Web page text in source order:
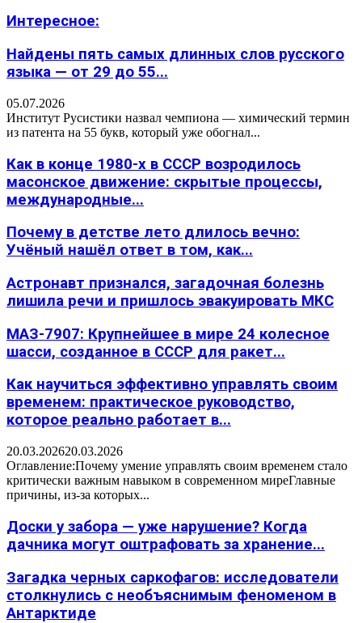
Интересное:
Найдены пять самых длинных слов русского
языка — от 29 до 55...
05.07.2026
Институт Русистики назвал чемпиона — химический термин
из патента на 55 букв, который уже обогнал...
Как в конце 1980-х в СССР возродилось
масонское движение: скрытые процессы,
международные...
Почему в детстве лето длилось вечно:
Учёный нашёл ответ в том, как...
Астронавт признался, загадочная болезнь
лишила речи и пришлось эвакуировать МКС
МАЗ-7907: Крупнейшее в мире 24 колесное
шасси, созданное в СССР для ракет...
Как научиться эффективно управлять своим
временем: практическое руководство,
которое реально работает в...
20.03.202620.03.2026
Оглавление:Почему умение управлять своим временем стало
критически важным навыком в современном миреГлавные
причины, из-за которых...
Доски у забора — уже нарушение? Когда
дачника могут оштрафовать за хранение...
Загадка черных саркофагов: исследователи
столкнулись с необъяснимым феноменом в
Антарктиде